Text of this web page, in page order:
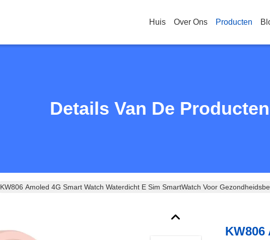
Huis Over Ons Producten
Details Van De Producten
KW806 Amoled 4G Smart Watch Waterdicht E Sim SmartWatch Voor